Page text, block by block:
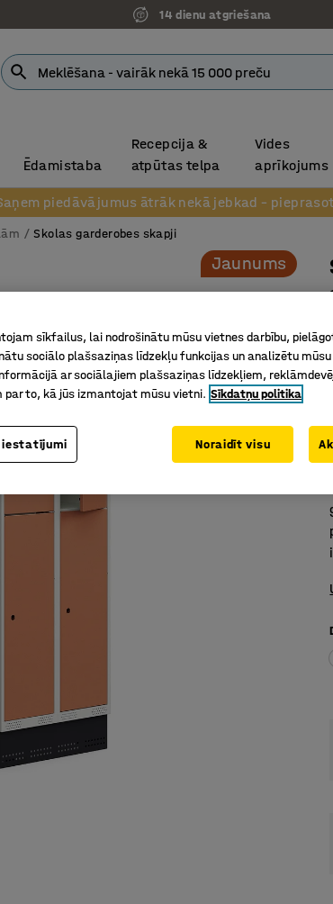
14 dienu atgriešana
Ēdamistaba
Recepcija &
atpūtas telpa
Vides
aprīkojums
piedāvājumus ātrāk nekā jebkad –
Skolas garderobes skapji
Jaunums
sīkfailus, lai nodrošinātu mūsu vietnes darbību,
sociālo plašsaziņas līdzekļu funkcijas un analizētu
ar sociālajiem plašsaziņas līdzekļiem,
par to, kā jūs izmantojat mūsu vietni. Sīkdatņu politika
Noraidīt visu